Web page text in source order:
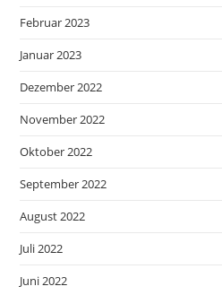
Februar 2023
Januar 2023
Dezember 2022
November 2022
Oktober 2022
September 2022
August 2022
Juli 2022
Juni 2022